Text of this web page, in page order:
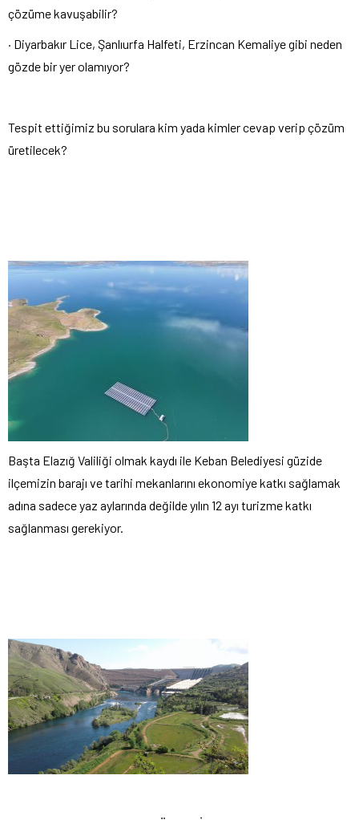
çözüme kavuşabilir?
· Diyarbakır Lice, Şanlıurfa Halfeti, Erzincan Kemaliye gibi neden
gözde bir yer olamıyor?
Tespit ettiğimiz bu sorulara kim yada kimler cevap verip çözüm
üretilecek?
Başta Elazığ Valiliği olmak kaydı ile Keban Belediyesi güzide
ilçemizin barajı ve tarihi mekanlarını ekonomiye katkı sağlamak
adına sadece yaz aylarında değilde yılın 12 ayı turizme katkı
sağlanması gerekiyor.